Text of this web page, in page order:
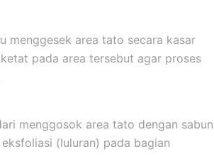
menggesek area tato secara kasar
pada area tersebut agar proses
menggosok area tato dengan sabun
(luluran) pada bagian